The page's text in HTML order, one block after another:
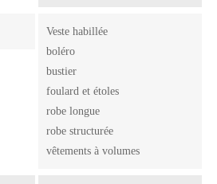
Veste habillée
boléro
bustier
foulard et étoles
robe longue
robe structurée
vêtements à volumes